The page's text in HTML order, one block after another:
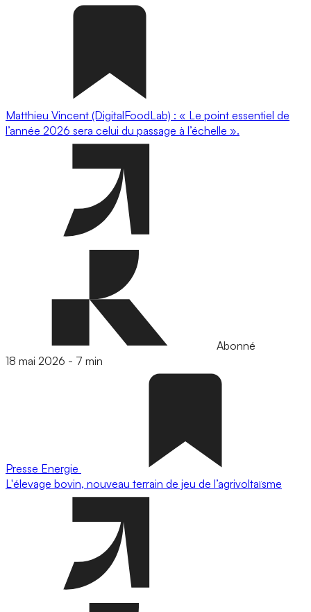
Matthieu Vincent (DigitalFoodLab) : « Le point essentiel de
l’année 2026 sera celui du passage à l’échelle ».
Abonné
18 mai 2026 - 7 min
Presse Energie
L'élevage bovin, nouveau terrain de jeu de l’agrivoltaïsme